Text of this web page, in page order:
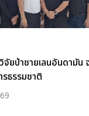
ยป่าชายเลนอันดามัน
ธรรมชาติ